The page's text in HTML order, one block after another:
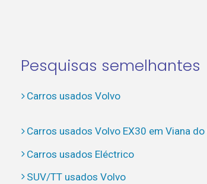
Pesquisas semelhantes
Carros usados Volvo
Carros usados Volvo EX30 em Viana
Carros usados Eléctrico
SUV/TT usados Volvo